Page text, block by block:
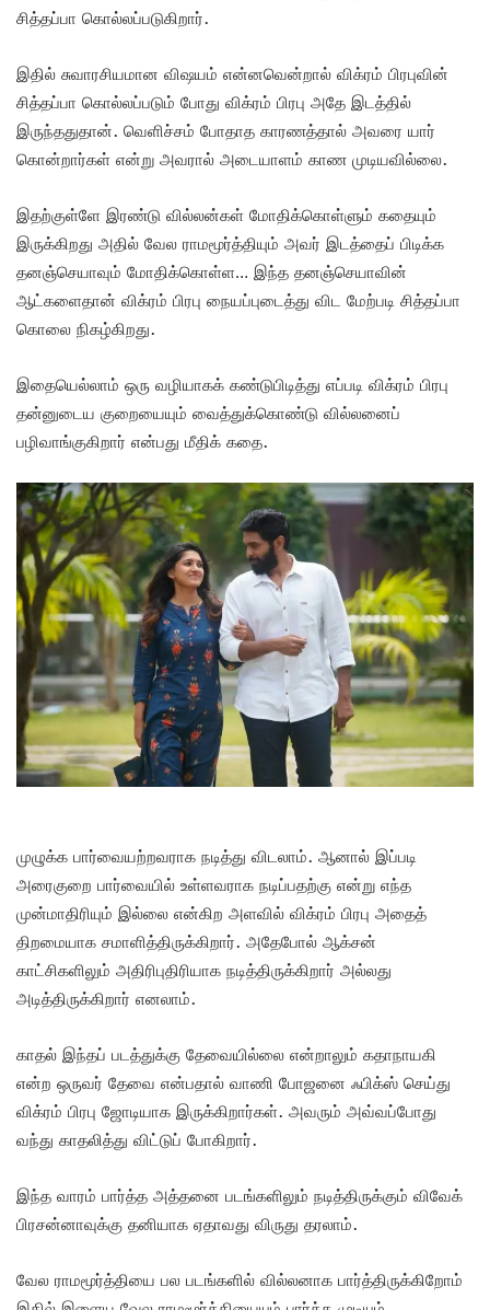
சித்தப்பா கொல்லப்படுகிறார்.
இதில் சுவாரசியமான விஷயம் என்னவென்றால் விக்ரம் பிரபுவின்
சித்தப்பா கொல்லப்படும் போது விக்ரம் பிரபு அதே இடத்தில்
இருந்ததுதான். வெளிச்சம் போதாத காரணத்தால் அவரை யார்
கொன்றார்கள் என்று அவரால் அடையாளம் காண முடியவில்லை.
இதற்குள்ளே இரண்டு வில்லன்கள் மோதிக்கொள்ளும் கதையும்
இருக்கிறது அதில் வேல ராமமூர்த்தியும் அவர் இடத்தைப் பிடிக்க
தனஞ்செயாவும் மோதிக்கொள்ள… இந்த தனஞ்செயாவின்
ஆட்களைதான் விக்ரம் பிரபு நையப்புடைத்து விட மேற்படி சித்தப்பா
கொலை நிகழ்கிறது.
இதையெல்லாம் ஒரு வழியாகக் கண்டுபிடித்து எப்படி விக்ரம் பிரபு
தன்னுடைய குறையையும் வைத்துக்கொண்டு வில்லனைப்
பழிவாங்குகிறார் என்பது மீதிக் கதை.
முழுக்க பார்வையற்றவராக நடித்து விடலாம். ஆனால் இப்படி
அரைகுறை பார்வையில் உள்ளவராக நடிப்பதற்கு என்று எந்த
முன்மாதிரியும் இல்லை என்கிற அளவில் விக்ரம் பிரபு அதைத்
திறமையாக சமாளித்திருக்கிறார். அதேபோல் ஆக்சன்
காட்சிகளிலும் அதிரிபுதிரியாக நடித்திருக்கிறார் அல்லது
அடித்திருக்கிறார் எனலாம்.
காதல் இந்தப் படத்துக்கு தேவையில்லை என்றாலும் கதாநாயகி
என்ற ஒருவர் தேவை என்பதால் வாணி போஜனை ஃபிக்ஸ் செய்து
விக்ரம் பிரபு ஜோடியாக இருக்கிறார்கள். அவரும் அவ்வப்போது
வந்து காதலித்து விட்டுப் போகிறார்.
இந்த வாரம் பார்த்த அத்தனை படங்களிலும் நடித்திருக்கும் விவேக்
பிரசன்னாவுக்கு தனியாக ஏதாவது விருது தரலாம்.
வேல ராமமூர்த்தியை பல படங்களில் வில்லனாக பார்த்திருக்கிறோம்